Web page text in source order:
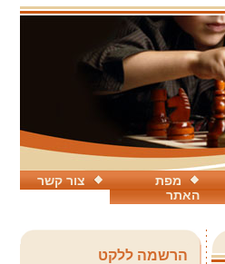
צור קשר
מפת
האתר
הרשמה ללקט